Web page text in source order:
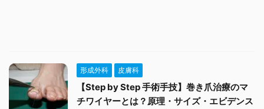
形成外科 皮膚科
【Step by Step 手術手技】巻き爪治療のマ
チワイヤーとは？原理・サイズ・エビデンス